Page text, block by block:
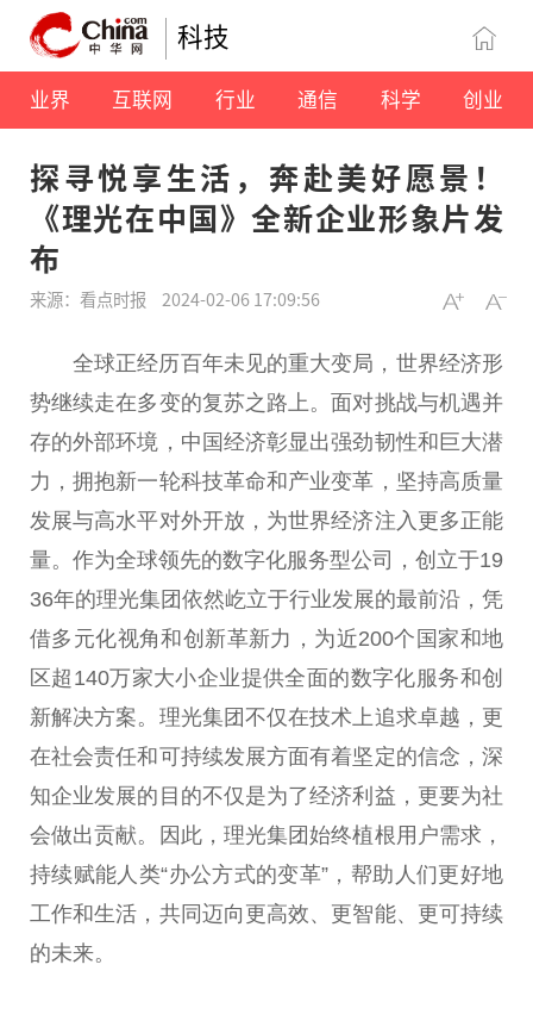
科技
业界 互联网 行业 通信 科学 创业
探寻悦享生活，奔赴美好愿景！
《理光在中国》全新企业形象片发
布
来源：看点时报 2024-02-06 17:09:56
全球正经历百年未见的重大变局，世界经济形
势继续走在多变的复苏之路上。面对挑战与机遇并
存的外部环境， 中国经济彰显出强劲韧性和巨大潜
力，拥抱新一轮科技革命和产业变革，坚持高质量
发展与高水平对外开放，为世界经济注入更多正能
量。作为全球领先的数字化服务型公司，创立于19
36年的理光集团依然屹立于行业发展的最前沿，凭
借多元化视角和创新革新力，为近200个 国家和地
区超140万家大小企业提供全面的数字化服务和创
新解决方案。理光集团不仅在技术上追求卓越，更
在社会责任和可持续发展方面有着坚定的信念，深
知企业发展的目的不仅是为了经济利益，更要为社
会做出贡献。因此，理光集团始终植根用户需求，
持续赋能人类“办公方式的变革”，帮助人们更好地
工作和生活，共同迈向更高效、更智能、更可持续
的未来。